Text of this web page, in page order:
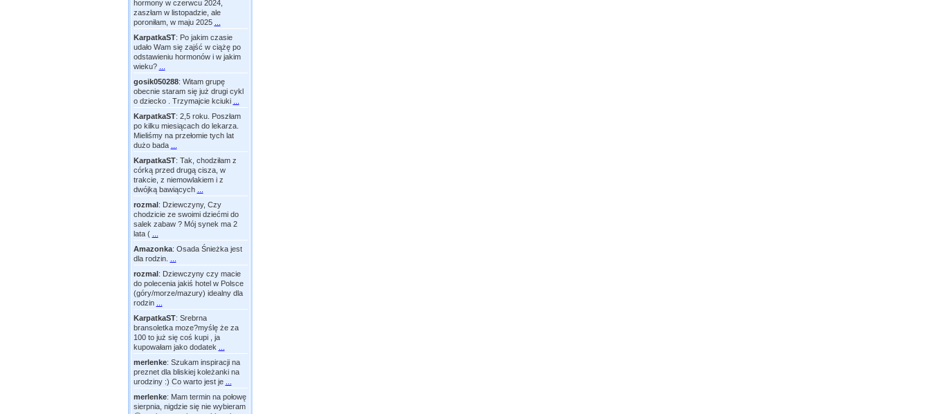
hormony w czerwcu 2024,
zaszłam w listopadzie, ale
poroniłam, w maju 2025
KarpatkaST: Po jakim czasie
udało Wam się zajść w ciążę po
odstawieniu hormonów i w jakim
wieku?
gosik050288: Witam grupę
obecnie staram się już drugi cykl
o dziecko . Trzymajcie kciuki
KarpatkaST: 2,5 roku. Poszłam
po kilku miesiącach do lekarza.
Mieliśmy na przełomie tych lat
dużo bada
KarpatkaST: Tak, chodziłam z
córką przed drugą cisza, w
trakcie, z niemowlakiem i z
dwójką bawiących
rozmal: Dziewczyny, Czy
chodzicie ze swoimi dziećmi do
salek zabaw ? Mój synek ma 2
lata (
Amazonka: Osada Śnieżka jest
dla rodzin.
rozmal: Dziewczyny czy macie
do polecenia jakiś hotel w Polsce
(góry/morze/mazury) idealny dla
rodzin
KarpatkaST: Srebrna
bransoletka moze?myślę że za
100 to już się coś kupi , ja
kupowałam jako dodatek
merlenke: Szukam inspiracji na
preznet dla bliskiej koleżanki na
urodziny :) Co warto jest je
merlenke: Mam termin na połowę
sierpnia, nigdzie się nie wybieram